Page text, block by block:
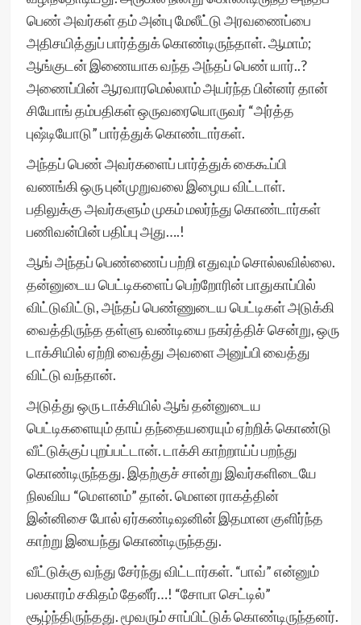
பெண் அவர்கள் தம் அன்பு மேலீட்டு அரவணைப்பை
அதிசயித்துப் பார்த்துக் கொண்டிருந்தாள். ஆமாம்;
ஆங்குடன் இணையாக வந்த அந்தப் பெண் யார்..?
அணைப்பின் ஆரவாரமெல்லாம் அயர்ந்த பின்னர் தான்
சியோங் தம்பதிகள் ஒருவரையொருவர் “அர்த்த
புஷ்டியோடு” பார்த்துக் கொண்டார்கள்.
அந்தப் பெண் அவர்களைப் பார்த்துக் கைகூப்பி
வணங்கி ஒரு புன்முறுவலை இழைய விட்டாள்.
பதிலுக்கு அவர்களும் முகம் மலர்ந்து கொண்டார்கள்
பணிவன்பின் பதிப்பு அது….!
ஆங் அந்தப் பெண்ணைப் பற்றி எதுவும் சொல்லவில்லை.
தன்னுடைய பெட்டிகளைப் பெற்றோரின் பாதுகாப்பில்
விட்டுவிட்டு, அந்தப் பெண்ணுடைய பெட்டிகள் அடுக்கி
வைத்திருந்த தள்ளு வண்டியை நகர்த்திச் சென்று, ஒரு
டாக்சியில் ஏற்றி வைத்து அவளை அனுப்பி வைத்து
விட்டு வந்தான்.
அடுத்து ஒரு டாக்சியில் ஆங் தன்னுடைய
பெட்டிகளையும் தாய் தந்தையரையும் ஏற்றிக் கொண்டு
வீட்டுக்குப் புறப்பட்டான். டாக்சி காற்றாய்ப் பறந்து
கொண்டிருந்தது. இதற்குச் சான்று இவர்களிடையே
நிலவிய “மௌனம்” தான். மெளன ராகத்தின்
இன்னிசை போல் ஏர்கண்டிஷனின் இதமான குளிர்ந்த
காற்று இயைந்து கொண்டிருந்தது.
வீட்டுக்கு வந்து சேர்ந்து விட்டார்கள். “பாவ்” என்னும்
பலகாரம் சகிதம் தேனீர்…! “சோபா செட்டில்”
சூழ்ந்திருந்தது. மூவரும் சாப்பிட்டுக் கொண்டிருந்தனர்.